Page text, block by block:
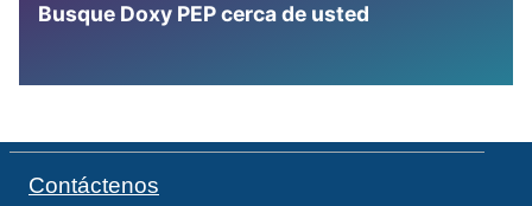
Busque Doxy PEP cerca de usted
Contáctenos